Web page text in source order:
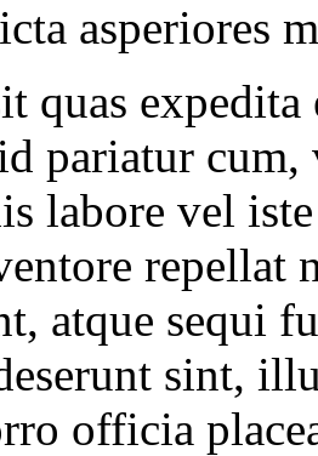
asperiores
quas
pariatur
labore vel
repellat
atque sequi
sint,
officia